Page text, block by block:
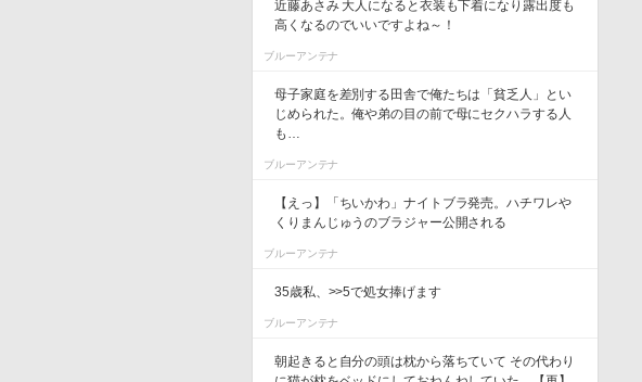
近藤あさみ 大人になると衣装も下着になり露出度も
高くなるのでいいですよね～！
ブルーアンテナ
母子家庭を差別する田舎で俺たちは「貧乏人」とい
じめられた。俺や弟の目の前で母にセクハラする人
も…
ブルーアンテナ
【えっ】「ちいかわ」ナイトブラ発売。ハチワレや
くりまんじゅうのブラジャー公開される
ブルーアンテナ
35歳私、>>5で処女捧げます
ブルーアンテナ
朝起きると自分の頭は枕から落ちていて その代わり